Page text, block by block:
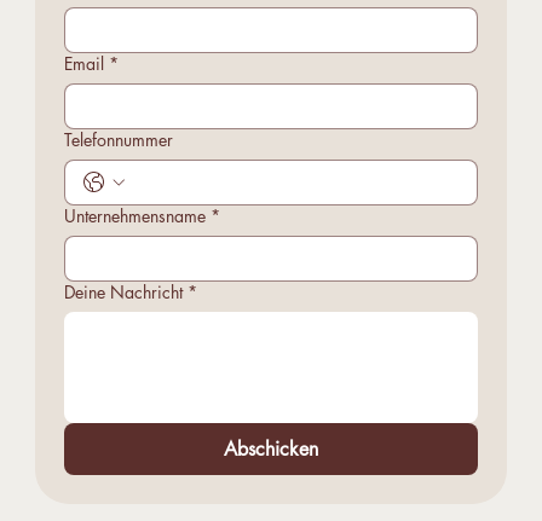
Email *
Telefonnummer
Unternehmensname *
Deine Nachricht *
Abschicken